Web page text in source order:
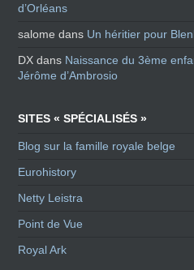
d’Orléans
salome dans Un héritier pour
DX dans Naissance du 3ème
Jérôme d’Ambrosio
SITES « SPÉCIALISÉS »
Blog sur la famille royale belge
Eurohistory
Netty Leistra
Point de Vue
Royal Ark